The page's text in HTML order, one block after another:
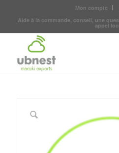
Mon compte
Aide à la commande, conseil, une
appel